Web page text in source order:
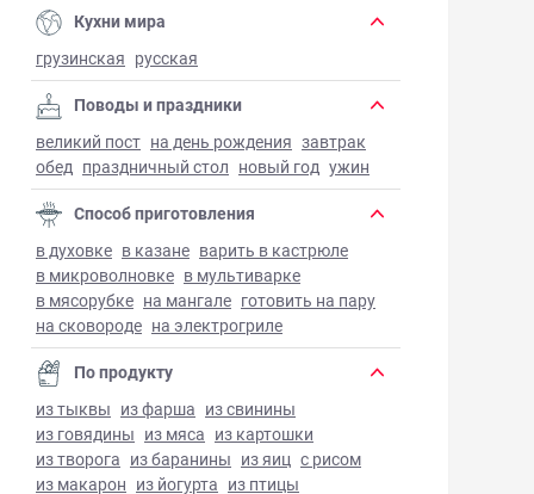
Кухни мира
грузинская русская
Поводы и праздники
великий пост на день рождения завтрак
обед праздничный стол новый год ужин
Способ приготовления
в духовке в казане варить в кастрюле
в микроволновке в мультиварке
в мясорубке на мангале готовить на пару
на сковороде на электрогриле
По продукту
из тыквы из фарша из свинины
из говядины из мяса из картошки
из творога из баранины из яиц с рисом
из макарон из йогурта из птицы